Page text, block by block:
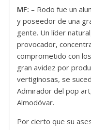
MF: – Rodo fue un
y poseedor de una
gente. Un líder
provocador,
comprometido con
gran avidez por
vertiginosas, se
Admirador del pop
Almodóvar.
Por cierto que su